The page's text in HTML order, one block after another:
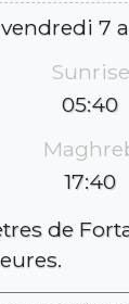
7
Sunrise
05:40
17:40
de